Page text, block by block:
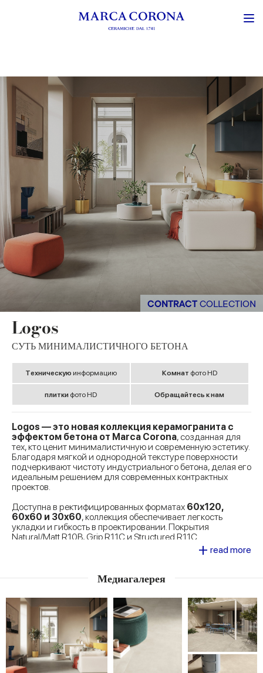
CONTRACT COLLECTION
Logos
СУТЬ МИНИМАЛИСТИЧНОГО БЕТОНА
Tехническую информацию Комнат фото HD
плитки фото HD Обращайтесь к нам
Logos — это новая коллекция керамогранита с
эффектом бетона от Marca Corona, созданная для
тех, кто ценит минималистичную и современную эстетику.
Благодаря мягкой и однородной текстуре поверхности
подчеркивают чистоту индустриального бетона, делая его
идеальным решением для современных контрактных
проектов.
Доступна в ректифицированных форматах 60x120,
60x60 и 30x60, коллекция обеспечивает легкость
укладки и гибкость в проектировании. Покрытия
Natural/Matt R10B, Grip R11C и Structured R11C
гарантируют превосходные характеристики в плане
прочности и безопасности. Это идеальный выбор для
офисов.
+ read more
Медиагалерея